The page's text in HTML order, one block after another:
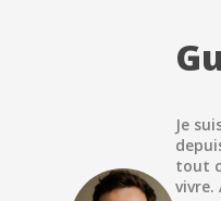
Je
tout
vivre.